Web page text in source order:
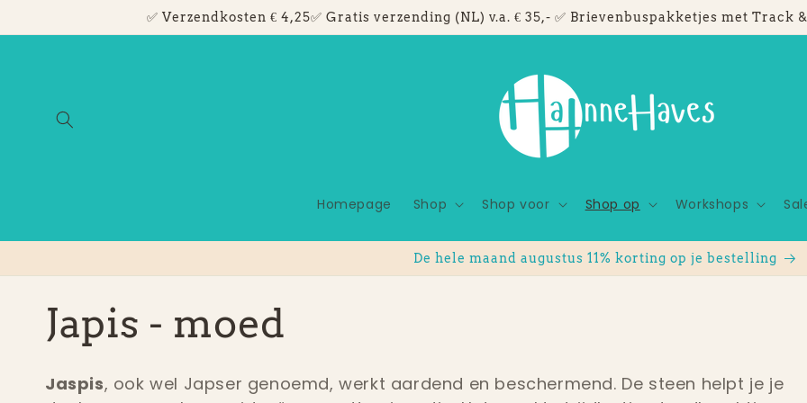
content
✅ Verzendkosten € 4,25✅ Gratis verzending (NL) v.a. € 35,- ✅ Brievenbuspakketjes met Track
Homepage Shop Shop voor Shop op Workshops
De hele maand augustus 11% korting op je bestelling
C
o
Japis - moed
Jaspis, ook wel Japser genoemd, werkt aardend en beschermend. De steen helpt je je